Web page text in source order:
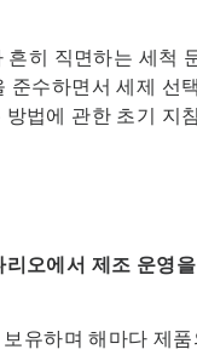
히 직면하는 세척
수하면서 세제 선
법에 관한 초기 지
오에서 제조 운영
유하며 해마다 제